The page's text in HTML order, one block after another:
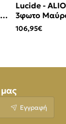
Lucide -
3φωτο
(Smoke)
106,95€
Εγγραφή